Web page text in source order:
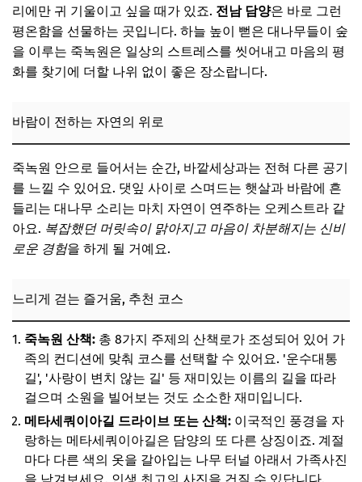
리에만 귀 기울이고 싶을 때가 있죠. 전남 담양은 바로 그런
평온함을 선물하는 곳입니다. 하늘 높이 뻗은 대나무들이 숲
을 이루는 죽녹원은 일상의 스트레스를 씻어내고 마음의 평
화를 찾기에 더할 나위 없이 좋은 장소랍니다.
바람이 전하는 자연의 위로
죽녹원 안으로 들어서는 순간, 바깥세상과는 전혀 다른 공기
를 느낄 수 있어요. 댓잎 사이로 스며드는 햇살과 바람에 흔
들리는 대나무 소리는 마치 자연이 연주하는 오케스트라 같
아요. 복잡했던 머릿속이 맑아지고 마음이 차분해지는 신비
로운 경험을 하게 될 거예요.
느리게 걷는 즐거움, 추천 코스
죽녹원 산책: 총 8가지 주제의 산책로가 조성되어 있어 가
족의 컨디션에 맞춰 코스를 선택할 수 있어요. '운수대통
길', '사랑이 변치 않는 길' 등 재미있는 이름의 길을 따라
걸으며 소원을 빌어보는 것도 소소한 재미입니다.
메타세쿼이아길 드라이브 또는 산책: 이국적인 풍경을 자
랑하는 메타세쿼이아길은 담양의 또 다른 상징이죠. 계절
마다 다른 색의 옷을 갈아입는 나무 터널 아래서 가족사진